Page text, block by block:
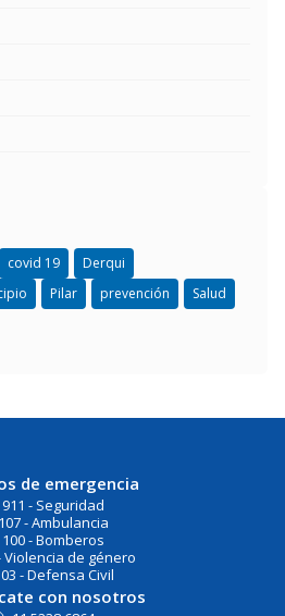
covid 19
Derqui
Pilar prevención
Salud
de emergencia
911 - Seguridad
107 - Ambulancia
100 - Bomberos
Violencia de género
- Defensa Civil
con nosotros